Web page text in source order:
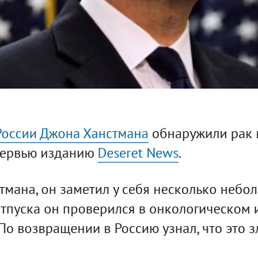
Джона Ханстмана обнаружили рак
изданию Deseret News.
он заметил у себя несколько
он проверился в онкологическом
возвращении в Россию узнал, что это